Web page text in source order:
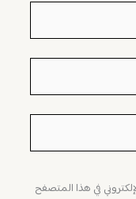
في هذا المتصفح